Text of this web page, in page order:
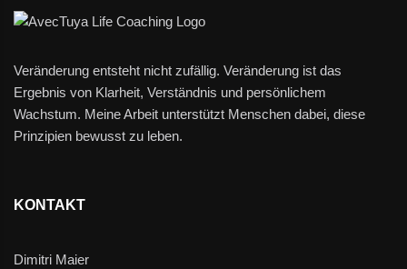
Veränderung entsteht nicht zufällig. Veränderung ist das
Ergebnis von Klarheit, Verständnis und persönlichem
Wachstum. Meine Arbeit unterstützt Menschen dabei, diese
Prinzipien bewusst zu leben.
KONTAKT
Dimitri Maier